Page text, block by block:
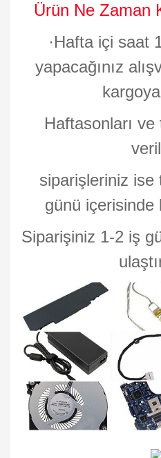
Ürün Ne Zaman
·Hafta içi saat
yapacağınız
Haftasonları
siparişleriniz ise
günü içerisinde
Siparişiniz 1-2 iş